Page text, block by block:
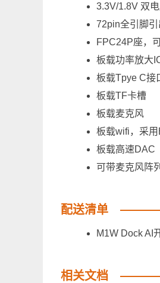
3.3V/1.8V 双
72pin全引脚
FPC24P座，
板载功率放大
板载Tpye C接
板载TF卡槽
板载麦克风
板载wifi，采
板载高速DAC
可带麦克风阵
配送清单
M1W
相关文档